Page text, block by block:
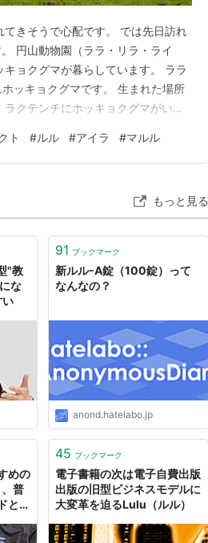
きそうで心配です。 では先日訪れ
円山動物園（ララ・リラ・ライ
ョクグマが暮らしています。 ララ
ッキョクグマです。 生まれた場所
クテンチにホッキョクグマがいた
、パートナーのデナリ（２０２
っぷりに…
ト #ルル #アイラ #マルル
もっと見る
"教
な
い
91 ブックマーク
新ルル-A錠（100錠）って
なんなの？
anond.hatelabo.jp
めの
普
とは
ミ
45 ブックマーク
電子書籍の次は電子自費出版
出版の旧型ビジネスモデルに
大変革を迫るLulu（ルル）